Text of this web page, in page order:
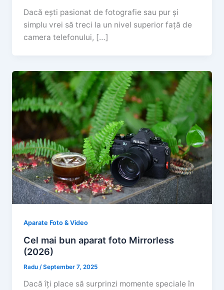
Dacă ești pasionat de fotografie sau pur și
simplu vrei să treci la un nivel superior față de
camera telefonului, […]
Aparate Foto & Video
Cel mai bun aparat foto Mirrorless
(2026)
Radu/September 7, 2025
Dacă îți place să surprinzi momente speciale în